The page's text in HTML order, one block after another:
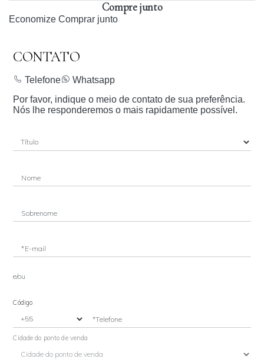
Compre junto
Economize Comprar junto
CONTATO
Telefone
Whatsapp
Por favor, indique o meio de contato de sua preferência.
Nós lhe responderemos o mais rapidamente possível.
Nome
Sobrenome
*E-mail
e/ou
Código
*Telefone
Cidade do ponto de venda